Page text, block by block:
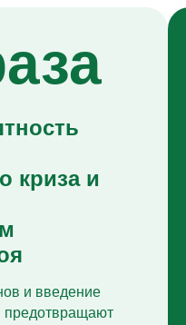
криза и
и введение
предотвращают